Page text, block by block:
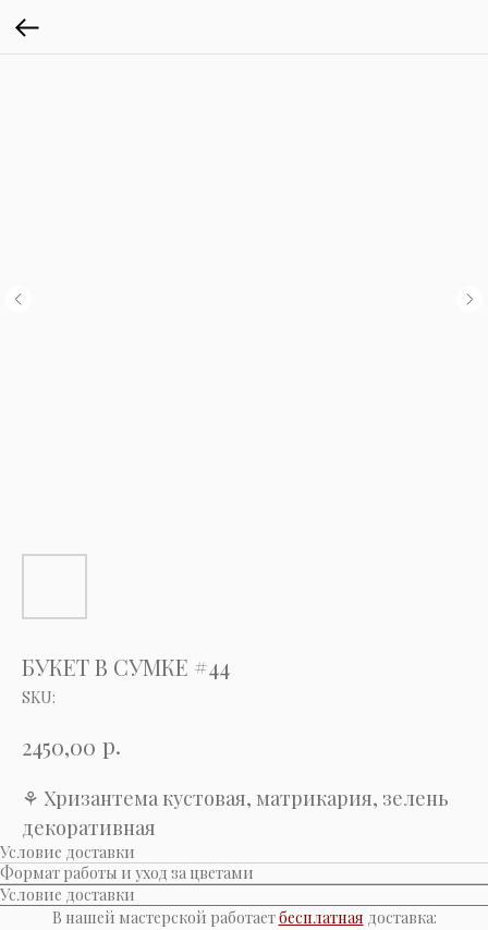
БУКЕТ В СУМКЕ #44
SKU:
2450,00 р.
⚘ Хризантема кустовая, матрикария, зелень
декоративная
Условие доставки
Формат работы и уход за цветами
Условие доставки
В нашей мастерской работаетбесплатная доставка: